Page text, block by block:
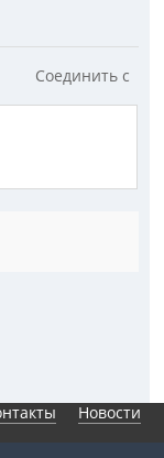
Соединить с
Новости